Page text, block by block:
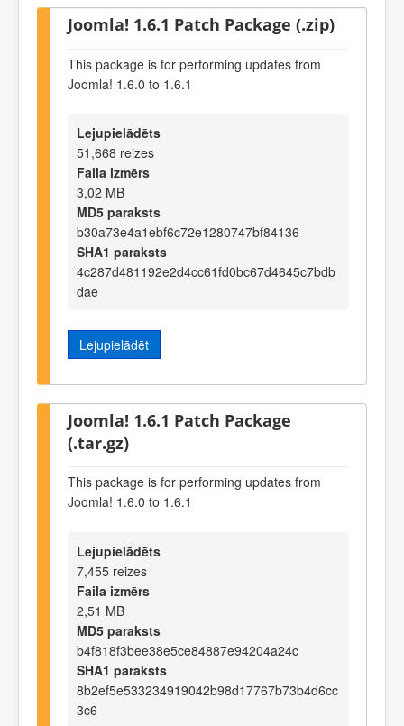
Joomla! 1.6.1 Patch Package (.zip)
This package is for performing updates from
Joomla! 1.6.0 to 1.6.1
Lejupielādēts
51,668 reizes
Faila izmērs
3,02 MB
MD5 paraksts
b30a73e4a1ebf6c72e1280747bf84136
SHA1 paraksts
4c287d481192e2d4cc61fd0bc67d4645c7bdb
dae
Lejupielādēt
Joomla! 1.6.1 Patch Package
(.tar.gz)
This package is for performing updates from
Joomla! 1.6.0 to 1.6.1
Lejupielādēts
7,455 reizes
Faila izmērs
2,51 MB
MD5 paraksts
b4f818f3bee38e5ce84887e94204a24c
SHA1 paraksts
8b2ef5e533234919042b98d17767b73b4d6cc
3c6